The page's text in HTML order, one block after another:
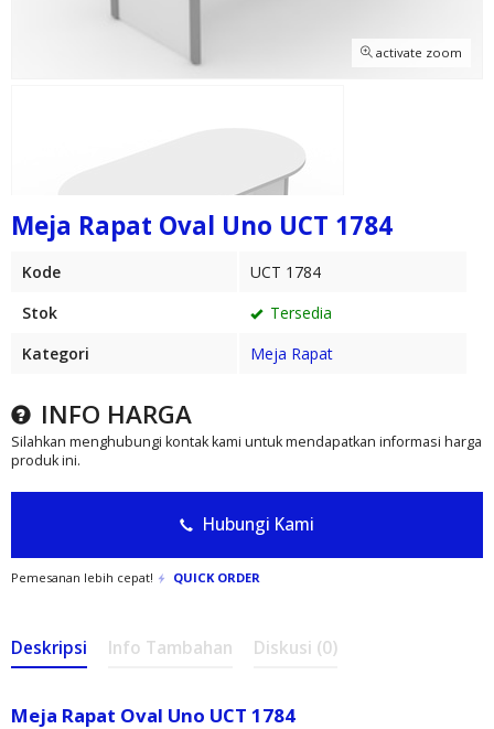
activate zoom
Meja Rapat Oval Uno UCT 1784
Kode
UCT 1784
Stok
Tersedia
Kategori
Meja Rapat
INFO HARGA
Silahkan menghubungi kontak kami untuk mendapatkan informasi harga
produk ini.
Hubungi Kami
Pemesanan lebih cepat! QUICK ORDER
Deskripsi Info Tambahan Diskusi (0)
Meja Rapat Oval Uno UCT 1784